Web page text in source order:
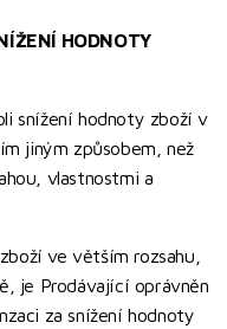
HODNOTY
snížení hodnoty zboží v
jiným způsobem, než
vlastnostmi a
ve větším rozsahu,
je Prodávající oprávněn
za snížení hodnoty